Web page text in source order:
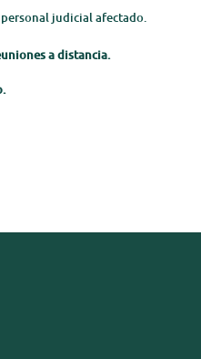
judicial afectado.
a distancia.